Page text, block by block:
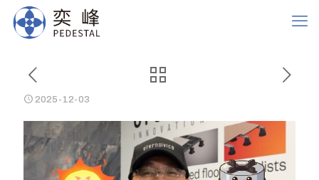
2025-12-03